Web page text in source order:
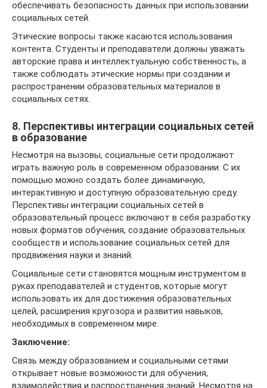
обеспечивать безопасность данных при использовании
социальных сетей.
Этические вопросы также касаются использования
контента. Студенты и преподаватели должны уважать
авторские права и интеллектуальную собственность, а
также соблюдать этические нормы при создании и
распространении образовательных материалов в
социальных сетях.
8. Перспективы интеграции социальных сетей
в образование
Несмотря на вызовы, социальные сети продолжают
играть важную роль в современном образовании. С их
помощью можно создать более динамичную,
интерактивную и доступную образовательную среду.
Перспективы интеграции социальных сетей в
образовательный процесс включают в себя разработку
новых форматов обучения, создание образовательных
сообществ и использование социальных сетей для
продвижения науки и знаний.
Социальные сети становятся мощным инструментом в
руках преподавателей и студентов, которые могут
использовать их для достижения образовательных
целей, расширения кругозора и развития навыков,
необходимых в современном мире.
Заключение:
Связь между образованием и социальными сетями
открывает новые возможности для обучения,
взаимодействия и распространения знаний. Несмотря на